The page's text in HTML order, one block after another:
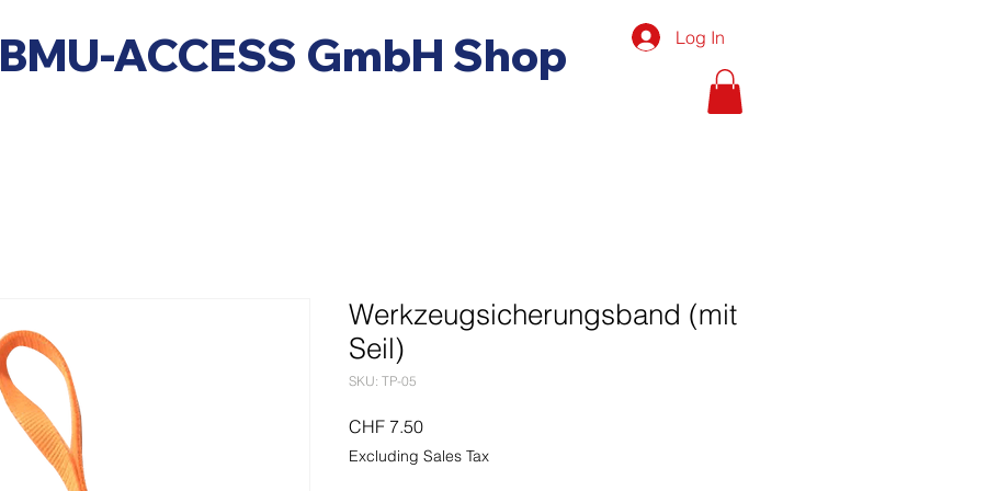
BMU-ACCESS GmbH Shop Log In
Werkzeugsicherungsband (mit
Seil)
SKU: TP-05
CHF 7.50Price
Excluding Sales Tax